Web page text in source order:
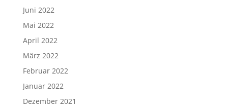
Juni 2022
Mai 2022
April 2022
März 2022
Februar 2022
Januar 2022
Dezember 2021